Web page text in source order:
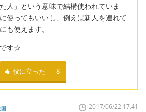
人」という意味で結構使われていま
ってもいいし、例えば新人を連れて
も使えます。
す☆
役に立った 8
2017/06/22 17:41